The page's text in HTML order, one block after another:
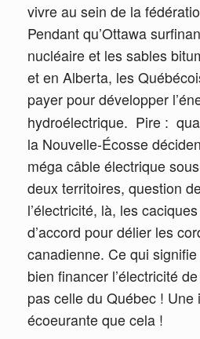
vivre au sein de la
Pendant qu’Ottawa
nucléaire et les sables
et en Alberta, les
payer pour développer
hydroélectrique. Pire :
la Nouvelle-Écosse
méga câble électrique
deux territoires, question
l’électricité, là, les
d’accord pour délier les
canadienne. Ce qui
bien financer l’électricité
pas celle du Québec ! Une
écoeurante que cela !